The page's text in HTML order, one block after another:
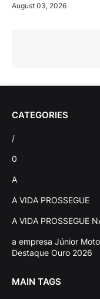
August 03, 2026
CATEGORIES
/
0
A
A VIDA PROSSEGUE
A VIDA PROSSEGUE
a empresa Júnior
Destaque Ouro 2026
MAIN TAGS